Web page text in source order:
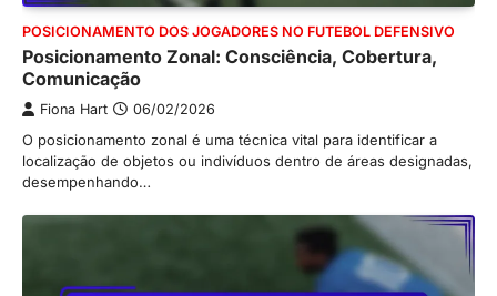
POSICIONAMENTO DOS JOGADORES NO FUTEBOL DEFENSIVO
Posicionamento Zonal: Consciência, Cobertura,
Comunicação
Fiona Hart 06/02/2026
O posicionamento zonal é uma técnica vital para identificar a
localização de objetos ou indivíduos dentro de áreas designadas,
desempenhando…